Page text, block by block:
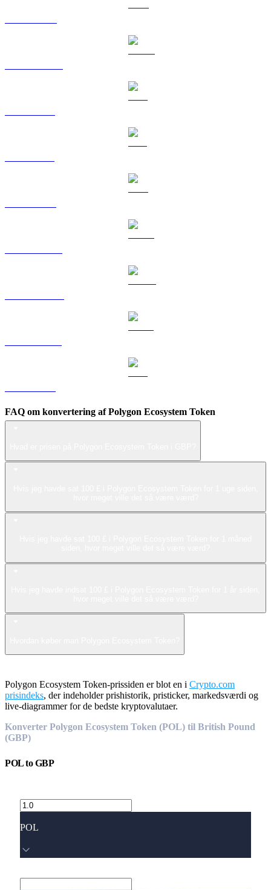
FAQ om konvertering af Polygon Ecosystem Token
Polygon Ecosystem Token-prissiden er blot en i Crypto.com
prisindeks, der indeholder prishistorik, pristicker, markedsværdi og
live-diagrammer for de bedste kryptovalutaer.
Konverter Polygon Ecosystem Token (POL) til British Pound
(GBP)
POLtoGBP
POL